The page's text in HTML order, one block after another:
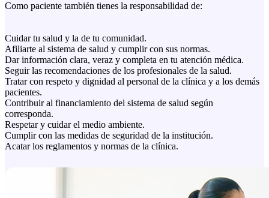
Como paciente también tienes la responsabilidad de:
Cuidar tu salud y la de tu comunidad.
Afiliarte al sistema de salud y cumplir con sus normas.
Dar información clara, veraz y completa en tu atención médica.
Seguir las recomendaciones de los profesionales de la salud.
Tratar con respeto y dignidad al personal de la clínica y a los demás
pacientes.
Contribuir al financiamiento del sistema de salud según
corresponda.
Respetar y cuidar el medio ambiente.
Cumplir con las medidas de seguridad de la institución.
Acatar los reglamentos y normas de la clínica.